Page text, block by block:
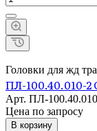
Головки для жд
ПЛ-100.40.010-2
Арт. ПЛ-
Цена по запросу
В корзину